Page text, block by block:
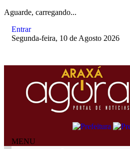
Aguarde, carregando...
Entrar
Segunda-feira, 10 de Agosto 2026
MENU